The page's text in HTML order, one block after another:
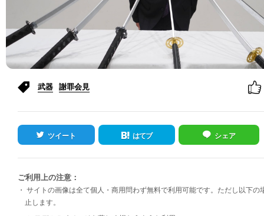
武器 謝罪会見
ツイート はてブ シェア
ご利用上の注意：
・ サイトの画像は全て個人・商用問わず無料で利用可能です。ただし以下の
止します。